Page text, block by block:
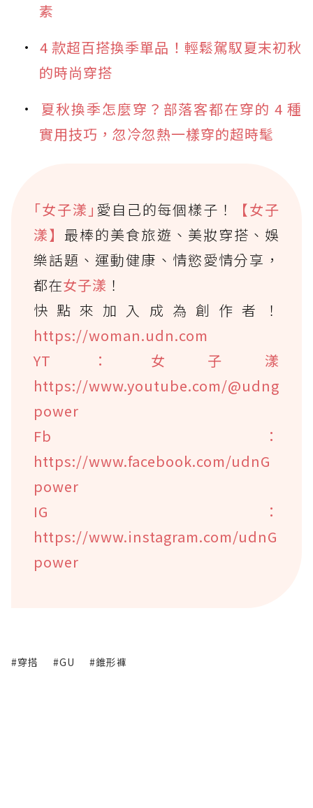
素
4 款超百搭換季單品！輕鬆駕馭夏末初秋
的時尚穿搭
夏秋換季怎麼穿？部落客都在穿的 4 種
實用技巧，忽冷忽熱一樣穿的超時髦
｢女子漾｣ 愛自己的每個樣子！
【女子
漾】最棒的美食旅遊、美妝穿搭、娛
樂話題、運動健康、情慾愛情分享，
都在女子漾 ！
快點來加入成為創作者！
https://woman.udn.com
YT：女子漾
https://www.youtube.com/@udng
power
Fb：
https://www.facebook.com/udnG
power
IG：
https://www.instagram.com/udnG
power
#穿搭 #GU #錐形褲